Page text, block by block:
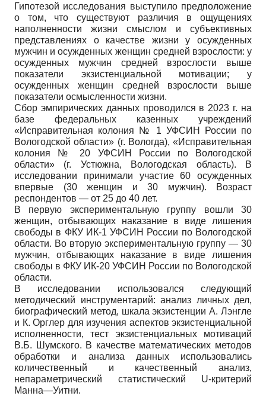
Гипотезой исследования выступило предположение
о том, что существуют различия в ощущениях
наполненности жизни смыслом и субъективных
представлениях о качестве жизни у осужденных
мужчин и осужденных женщин средней взрослости: у
осужденных мужчин средней взрослости выше
показатели экзистенциальной мотивации; у
осужденных женщин средней взрослости выше
показатели осмысленности жизни.
Сбор эмпирических данных проводился в 2023 г. на
базе федеральных казенных учреждений
«Исправительная колония № 1 УФСИН России по
Вологодской области» (г. Вологда), «Исправительная
колония № 20 УФСИН России по Вологодской
области» (г. Устюжна, Вологодская область). В
исследовании принимали участие 60 осужденных
впервые (30 женщин и 30 мужчин). Возраст
респондентов — от 25 до 40 лет.
В первую экспериментальную группу вошли 30
женщин, отбывающих наказание в виде лишения
свободы в ФКУ ИК-1 УФСИН России по Вологодской
области. Во вторую экспериментальную группу — 30
мужчин, отбывающих наказание в виде лишения
свободы в ФКУ ИК-20 УФСИН России по Вологодской
области.
В исследовании использовался следующий
методический инструментарий: анализ личных дел,
биографический метод, шкала экзистенции А. Лэнгле
и К. Орглер для изучения аспектов экзистенциальной
исполненности, тест экзистенциальных мотиваций
В.Б. Шумского. В качестве математических методов
обработки и анализа данных использовались
количественный и качественный анализ,
непараметрический статистический U-критерий
Манна—Уитни.